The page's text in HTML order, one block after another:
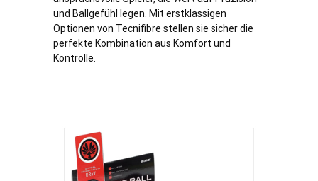
und Ballgefühl legen. Mit erstklassigen
Optionen von Tecnifibre stellen sie sicher die
perfekte Kombination aus Komfort und
Kontrolle.